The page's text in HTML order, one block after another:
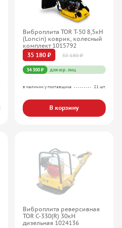
Виброплита TOR T-50 8,5кН
(Loncin) коврик, колесный
комплект 1015792
35 180 ₽
35 180 ₽
34 300 ₽ для юр. лиц
в наличии у поставщика 21 шт.
В корзину
Виброплита реверсивная
TOR C-330(R) 30кН
дизельная 1024136